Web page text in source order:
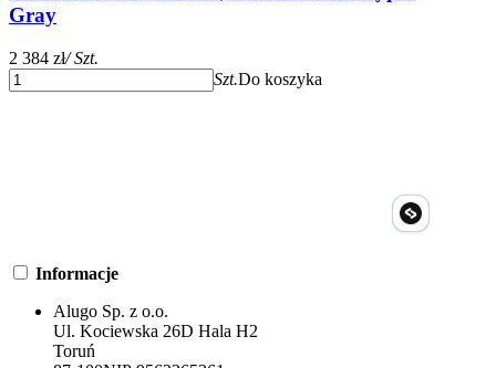
Gray
2 384 zł/ Szt.
Szt.Do koszyka
Informacje
Alugo Sp. z o.o.
Ul. Kociewska 26D Hala H2
Toruń